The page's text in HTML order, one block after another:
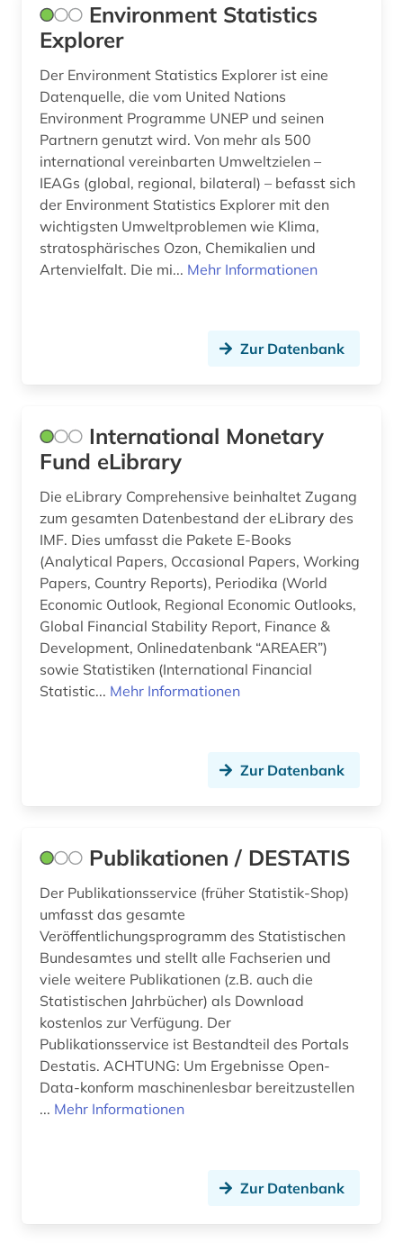
homologie (1)
ikt-sektor (1)
impact factors (1)
impact faktoren (4)
impactfaktor (1)
import (7)
industrie (5)
infrastruktur (1)
institution (1)
international energy agency (3)
internationale agentur für erneuerbare
energien (1)
internationale kooperation (2)
internationale organisation (1)
internationale politik (1)
internationaler vergleich (2)
internationaler währungsfonds (1)
investment-firma (1)
iran (1)
irland (1)
israel (1)
italien (1)
Environment Statistics
Explorer
Der Environment Statistics Explorer ist eine
Datenquelle, die vom United Nations
Environment Programme UNEP und seinen
Partnern genutzt wird. Von mehr als 500
international vereinbarten Umweltzielen –
IEAGs (global, regional, bilateral) – befasst sich
der Environment Statistics Explorer mit den
wichtigsten Umweltproblemen wie Klima,
stratosphärisches Ozon, Chemikalien und
Artenvielfalt. Die mi... Mehr Informationen
Zur Datenbank
International Monetary
Fund eLibrary
Die eLibrary Comprehensive beinhaltet Zugang
zum gesamten Datenbestand der eLibrary des
IMF. Dies umfasst die Pakete E-Books
(Analytical Papers, Occasional Papers, Working
Papers, Country Reports), Periodika (World
Economic Outlook, Regional Economic Outlooks,
Global Financial Stability Report, Finance &
Development, Onlinedatenbank “AREAER”)
sowie Statistiken (International Financial
Statistic... Mehr Informationen
Zur Datenbank
Publikationen / DESTATIS
Der Publikationsservice (früher Statistik-Shop)
umfasst das gesamte
Veröffentlichungsprogramm des Statistischen
Bundesamtes und stellt alle Fachserien und
viele weitere Publikationen (z.B. auch die
Statistischen Jahrbücher) als Download
kostenlos zur Verfügung. Der
Publikationsservice ist Bestandteil des Portals
Destatis. ACHTUNG: Um Ergebnisse Open-
Data-konform maschinenlesbar bereitzustellen
... Mehr Informationen
Zur Datenbank